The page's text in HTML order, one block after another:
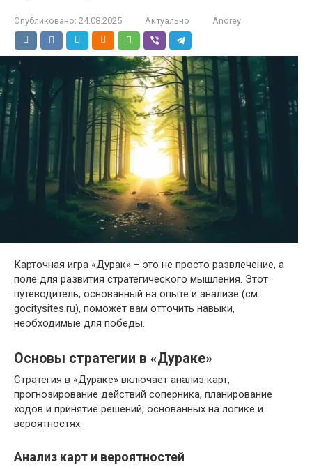
Опубликовано: 24.08.2025 Актуально Andrey
Карточная игра «Дурак» – это не просто развлечение, а
поле для развития стратегического мышления. Этот
путеводитель, основанный на опыте и анализе (см.
gocitysites.ru), поможет вам отточить навыки,
необходимые для победы.
Основы стратегии в «Дураке»
Стратегия в «Дураке» включает анализ карт,
прогнозирование действий соперника, планирование
ходов и принятие решений, основанных на логике и
вероятностях.
Анализ карт и вероятностей